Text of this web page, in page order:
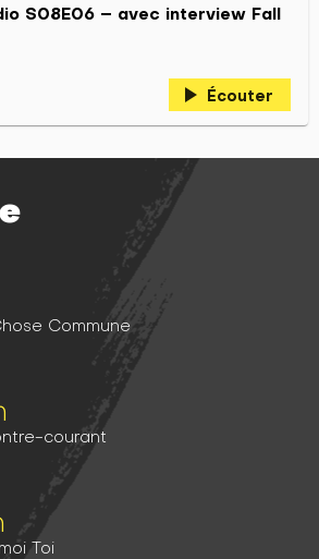
Commune
courant
Toi
S08E06 – avec interview Fall
play_arrow Écouter